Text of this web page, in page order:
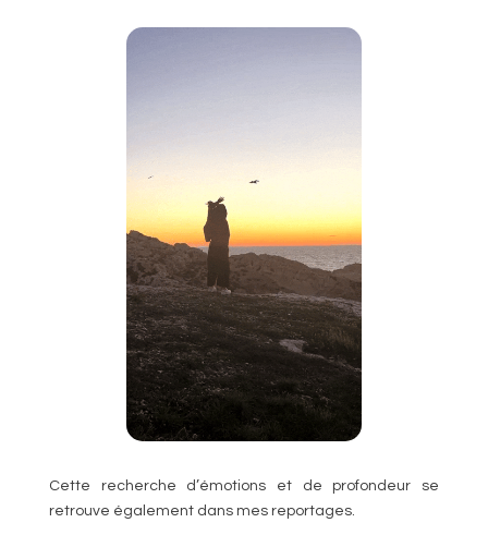
Cette recherche d’émotions et de profondeur se
retrouve également dans mes reportages.